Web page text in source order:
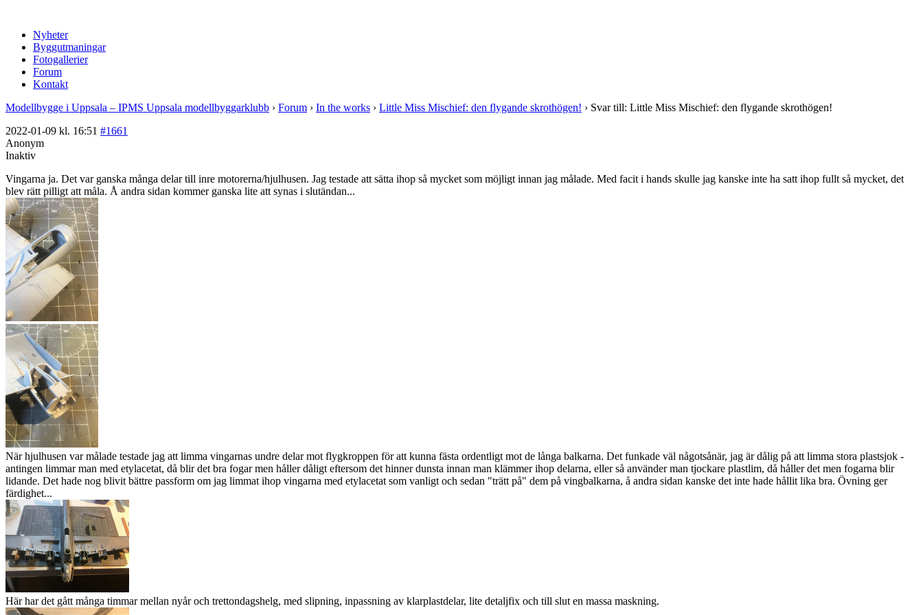
Nyheter
Byggutmaningar
Fotogallerier
Forum
Kontakt
Modellbygge i Uppsala – IPMS Uppsala modellbyggarklubb › Forum › In the works › Little Miss Mischief: den flygande skrothögen! › Svar till: Little Miss Mischief: den flygande skrothögen!
2022-01-09 kl. 16:51 #1661
Anonym
Inaktiv
Vingarna ja. Det var ganska många delar till inre motorerna/hjulhusen. Jag testade att sätta ihop så mycket som möjligt innan jag målade. Med facit i hands skulle jag kanske inte ha satt ihop fullt så mycket, det
blev rätt pilligt att måla. Å andra sidan kommer ganska lite att synas i slutändan...
När hjulhusen var målade testade jag att limma vingarnas undre delar mot flygkroppen för att kunna fästa ordentligt mot de långa balkarna. Det funkade väl någotsånär, jag är dålig på att limma stora plastsjok -
antingen limmar man med etylacetat, då blir det bra fogar men håller dåligt eftersom det hinner dunsta innan man klämmer ihop delarna, eller så använder man tjockare plastlim, då håller det men fogarna blir
lidande. Det hade nog blivit bättre passform om jag limmat ihop vingarna med etylacetat som vanligt och sedan "trätt på" dem på vingbalkarna, å andra sidan kanske det inte hade hållit lika bra. Övning ger
färdighet...
Här har det gått många timmar mellan nyår och trettondagshelg, med slipning, inpassning av klarplastdelar, lite detaljfix och till slut en massa maskning.